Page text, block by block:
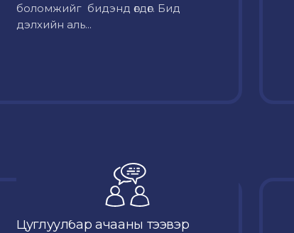
боломжийг бидэнд өгдөг. Бид
дэлхийн аль...
Цуглуулбар ачааны тээвэр